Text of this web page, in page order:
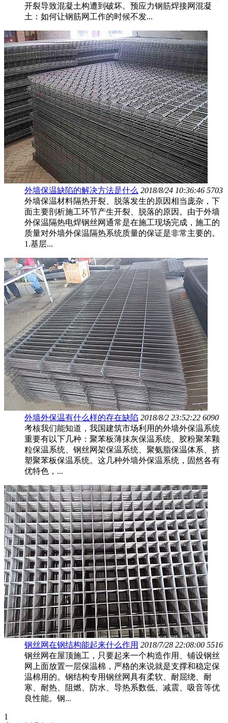
开裂导致混凝土构遭到破坏。预应力钢筋焊接网混凝
土：如何让钢筋网工作的时候不发...
外墙保温缺陷的解决方法是什么 2018/8/24 10:36:46 5703
外墙保温材料隔热开裂、脱落发生的原因相当庞杂，下
面主要剖析施工环节产生开裂、脱落的原因。由于外墙
外保温隔热电焊钢丝网通常是在施工现场完成，施工的
质量对外墙外保温隔热系统质量的保证是非常主要的。
1.基层...
外墙外保温有什么样的存在缺陷 2018/8/2 23:52:22 6090
考核我们能知道，我国建筑市场利用的外墙外保温系统
重要有以下几种：聚苯板薄抹灰保温系统、胶粉聚苯颗
粒保温系统、钢丝网架保温系统、聚氨脂保温体系、挤
塑聚苯板保温系统。这几种外墙外保温系统，固然各有
优特色，...
钢丝网在钢结构能起来什么作用 2018/7/28 22:08:00 5516
钢丝网在屋顶施工，只要起来一个构造作用、铺设钢丝
网上面放置一层保温棉，严格的来说就是支撑和稳定保
温棉用的。钢结构专用钢丝网具有柔软、耐屈绕、耐
寒、耐热、阻燃、防水、导热系数低、减震、吸音等优
良性能。钢...
1